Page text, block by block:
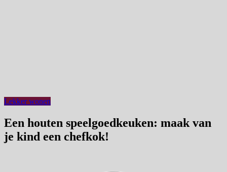
Lekker wonen
Een houten speelgoedkeuken: maak van
je kind een chefkok!